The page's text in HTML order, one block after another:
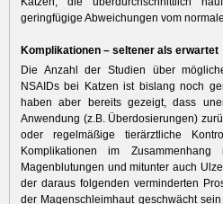
geringfügige Abweichungen vom
Komplikationen – seltener als erwartet
Die Anzahl der Studien über
NSAIDs bei Katzen ist bislang noch
haben aber bereits gezeigt, dass
Anwendung (z.B. Überdosierungen)
oder regelmäßige tierärztliche
Komplikationen im
Magenblutungen und mitunter auch
der daraus folgenden verminderten
der Magenschleimhaut geschwächt